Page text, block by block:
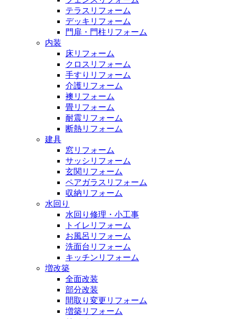
テラスリフォーム
デッキリフォーム
門扉・門柱リフォーム
内装
床リフォーム
クロスリフォーム
手すりリフォーム
介護リフォーム
襖リフォーム
畳リフォーム
耐震リフォーム
断熱リフォーム
建具
窓リフォーム
サッシリフォーム
玄関リフォーム
ペアガラスリフォーム
収納リフォーム
水回り
水回り修理・小工事
トイレリフォーム
お風呂リフォーム
洗面台リフォーム
キッチンリフォーム
増改築
全面改装
部分改装
間取り変更リフォーム
増築リフォーム